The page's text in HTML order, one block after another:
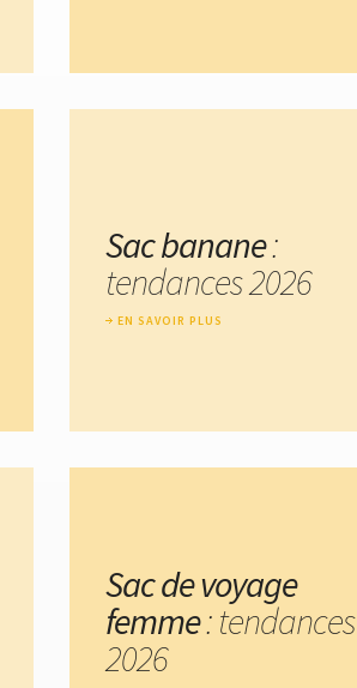
Sac banane:
tendances 2026
EN SAVOIR PLUS
Sac de voyage
femme: tendances
2026